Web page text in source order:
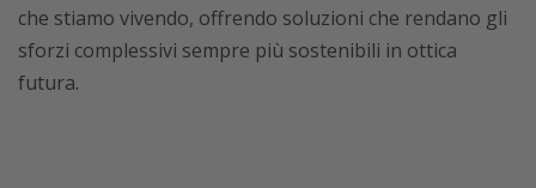
che stiamo vivendo, offrendo soluzioni che rendano gli
sforzi complessivi sempre più sostenibili in ottica
futura.